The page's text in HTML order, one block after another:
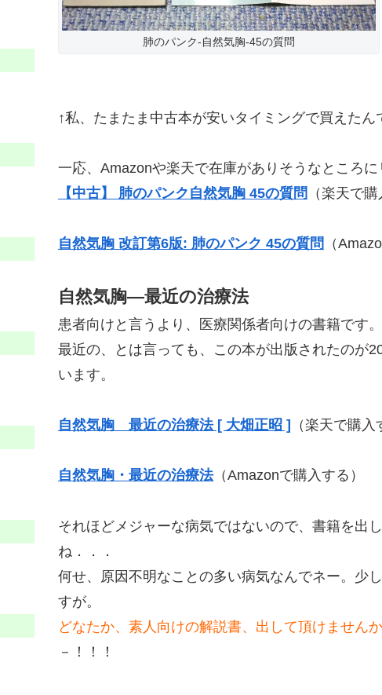
肺のパンク-自然気胸-45の質問
↑私、たまたま中古本が安いタイミングで買えたん
一応、Amazonや楽天で在庫がありそうなところに
【中古】 肺のパンク自然気胸 45の質問 （楽天で購
自然気胸 改訂第6版: 肺のパンク 45の質問 （
自然気胸―最近の治療法
患者向けと言うより、医療関係者向けの書籍です
最近の、とは言っても、この本が出版されたのが
います。
自然気胸 最近の治療法 [ 大畑正昭 ] （楽天で購入
自然気胸・最近の治療法（Amazonで購入する）
それほどメジャーな病気ではないので、書籍を出
ね．．．
何せ、原因不明なことの多い病気なんでネー。少
すが。
どなたか、素人向けの解説書、出して頂けませんか
－！！！